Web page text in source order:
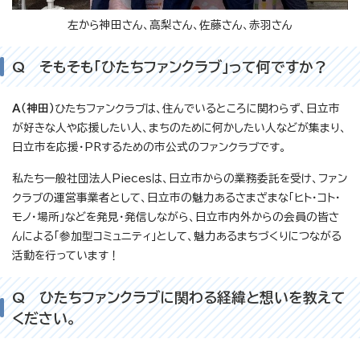
左から神田さん、高梨さん、佐藤さん、赤羽さん
Q そもそも「ひたちファンクラブ」って何ですか？
A（神田）ひたちファンクラブは、住んでいるところに関わらず、日立市
が好きな人や応援したい人、まちのために何かしたい人などが集まり、
日立市を応援・PRするための市公式のファンクラブです。
私たち一般社団法人Piecesは、日立市からの業務委託を受け、ファン
クラブの運営事業者として、日立市の魅力あるさまざまな「ヒト・コト・
モノ・場所」などを発見・発信しながら、日立市内外からの会員の皆さ
んによる「参加型コミュニティ」として、魅力あるまちづくりにつながる
活動を行っています！
Q ひたちファンクラブに関わる経緯と想いを教えて
ください。